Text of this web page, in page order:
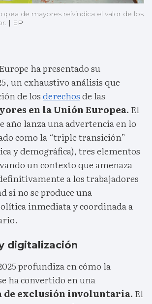
de mayores reivindica el valor de los
| EP
ha presentado su
un exhaustivo análisis que
de losderechosde las
en la Unión Europea. El
año lanza una advertencia en lo
como la “triple transición”
y demográfica), tres elementos
un contexto que amenaza
a los trabajadores
d si no se produce una
inmediata y coordinada a
digitalización
profundiza en cómo la
ha convertido en una
de exclusión involuntaria. El